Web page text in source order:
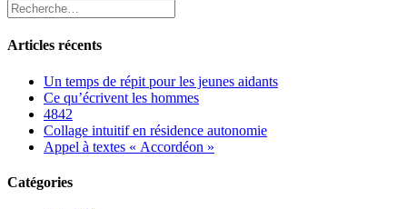
Articles récents
Un temps de répit pour les jeunes aidants
Ce qu’écrivent les hommes
4842
Collage intuitif en résidence autonomie
Appel à textes « Accordéon »
Catégories